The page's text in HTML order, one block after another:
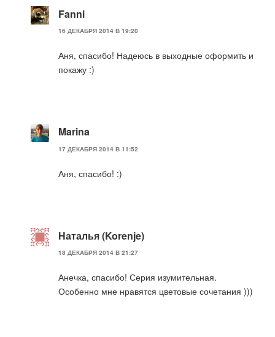
Fanni
16 ДЕКАБРЯ 2014 В 19:20
Аня, спасибо! Надеюсь в выходные оформить и
покажу :)
Marina
17 ДЕКАБРЯ 2014 В 11:52
Аня, спасибо! :)
Наталья (Korenje)
18 ДЕКАБРЯ 2014 В 21:27
Анечка, спасибо! Серия изумительная.
Особенно мне нравятся цветовые сочетания )))